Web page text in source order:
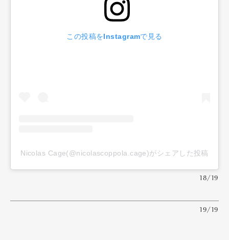
この投稿をInstagramで見る
Nicolas Cage(@nicolascoppola.cage)がシェアした投稿
18/19
19/19